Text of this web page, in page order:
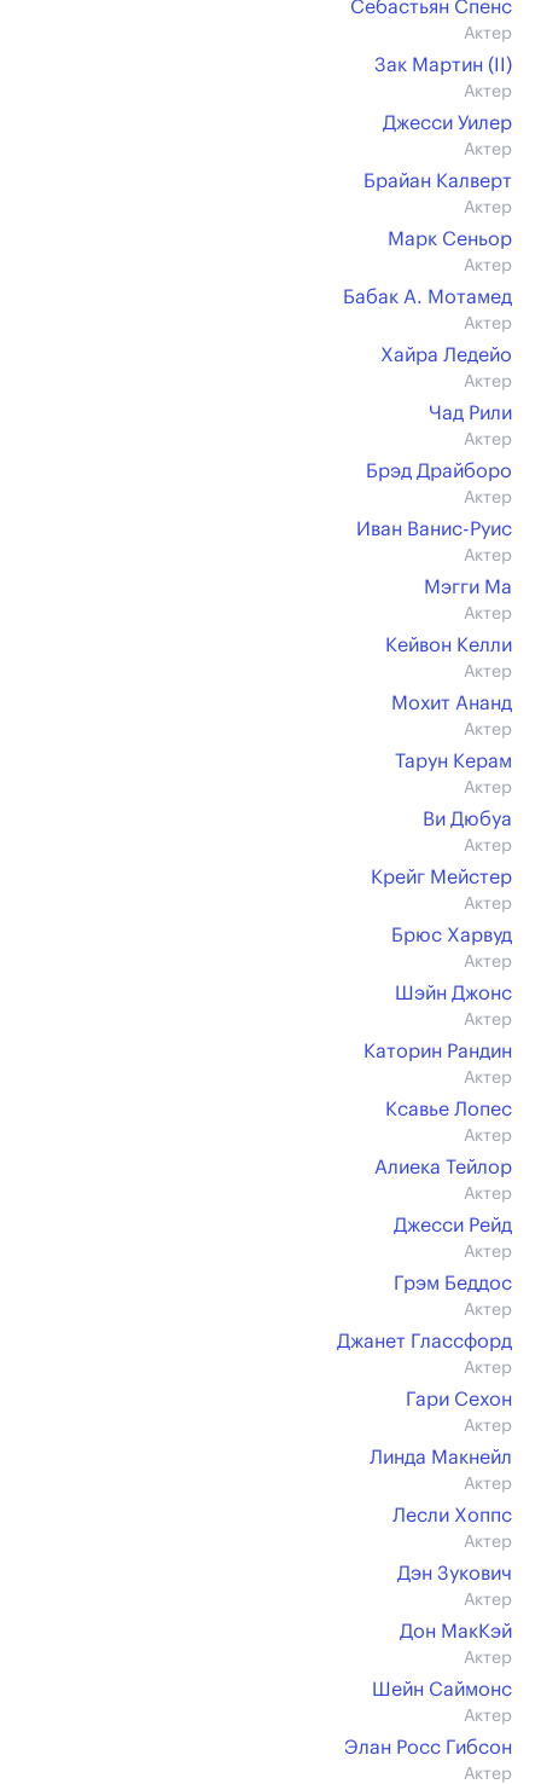
Себастьян Спенс
Актер
Зак Мартин (II)
Актер
Джесси Уилер
Актер
Брайан Калверт
Актер
Марк Сеньор
Актер
Бабак А. Мотамед
Актер
Хайра Ледейо
Актер
Чад Рили
Актер
Брэд Драйборо
Актер
Иван Ванис-Руис
Актер
Мэгги Ма
Актер
Кейвон Келли
Актер
Мохит Ананд
Актер
Тарун Керам
Актер
Ви Дюбуа
Актер
Крейг Мейстер
Актер
Брюс Харвуд
Актер
Шэйн Джонс
Актер
Каторин Рандин
Актер
Ксавье Лопес
Актер
Алиека Тейлор
Актер
Джесси Рейд
Актер
Грэм Беддос
Актер
Джанет Глассфорд
Актер
Гари Сехон
Актер
Линда Макнейл
Актер
Лесли Хоппс
Актер
Дэн Зукович
Актер
Дон МакКэй
Актер
Шейн Саймонс
Актер
Элан Росс Гибсон
Актер